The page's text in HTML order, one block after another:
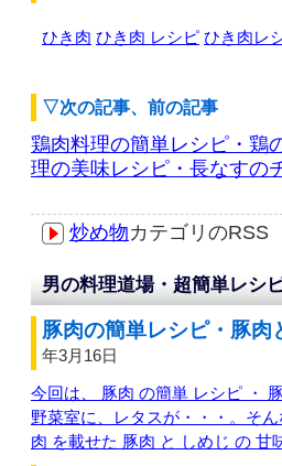
ひき肉 ひき肉 レシピ ひき肉レ
▽次の記事、前の記事
鶏肉料理の簡単レシピ・鶏
理の美味レシピ・長なすの
炒め物カテゴリの
男の料理道場・超簡単レシ
豚肉の簡単レシピ・豚
年3月16日
今回は、 豚肉 の簡単 レシピ ・
野菜室に、レタスが・・・。そ
肉 を載せた 豚肉 と しめじ の 甘